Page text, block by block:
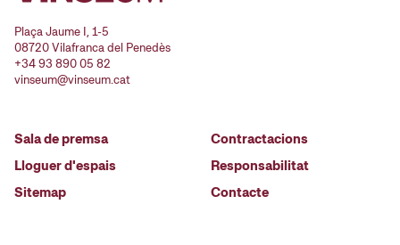
Plaça Jaume I, 1-5
08720 Vilafranca del Penedès
+34 93 890 05 82
vinseum@vinseum.cat
Sala de premsa
Lloguer d'espais
Sitemap
Contractacions
Responsabilitat
Contacte